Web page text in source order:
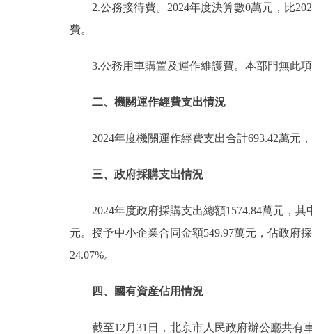
2.公務接待費。2024年度決算數0萬元，比
費。
3.公務用車購置及運作維護費。本部門無此
二、機關運作經費支出情況
2024年度機關運作經費支出合計693.42萬元
三、政府採購支出情況
2024年度政府採購支出總額1574.84萬元，
元。授予中小企業合同金額549.97萬元，佔政府
24.07%。
四、國有資産佔用情況
截至12月31日，北京市人民政府辦公廳共有